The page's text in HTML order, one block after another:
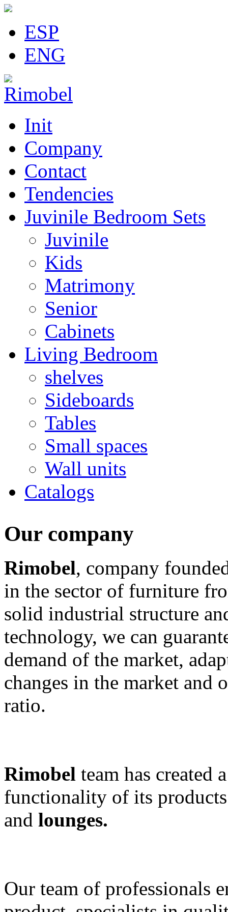
ESP
ENG
Init
Company
Contact
Tendencies
Juvinile Bedroom Sets
Juvinile
Kids
Matrimony
Senior
Cabinets
Living Bedroom
shelves
Sideboards
Tables
Small spaces
Wall units
Catalogs
Our company
Rimobel, company
in the sector of furniture
solid industrial structure
technology, we can
demand of the market,
changes in the market and
ratio.
Rimobel team has created
functionality of its
and lounges.
Our team of professionals